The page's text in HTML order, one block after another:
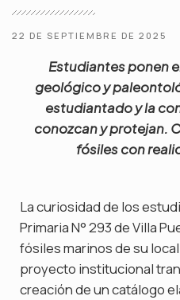
22 DE SEPTIEMBRE DE 2025
Estudiantes ponen
geológico y
estudiantado y la
conozcan y protejan.
fósiles con
La curiosidad de los
Primaria N° 293 de Villa
fósiles marinos de su
proyecto institucional
creación de un catálogo